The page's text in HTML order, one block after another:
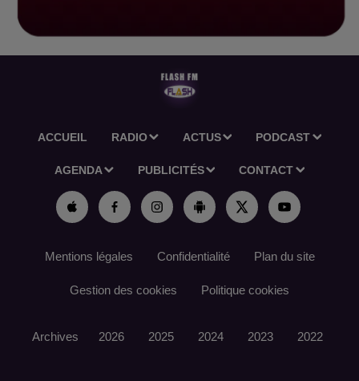
ACCUEIL RADIO ACTUS PODCAST
AGENDA PUBLICITÉS CONTACT
Mentions légales Confidentialité Plan du site
Gestion des cookies Politique cookies
Archives 2026 2025 2024 2023 2022